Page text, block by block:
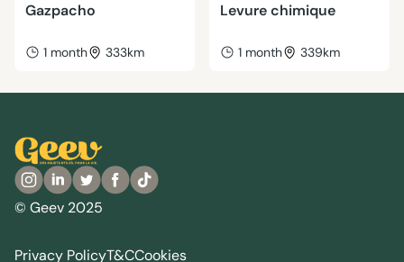
Gazpacho
1 month 333km
Levure chimique
1 month 339km
© Geev 2025
Privacy PolicyT&CCookies